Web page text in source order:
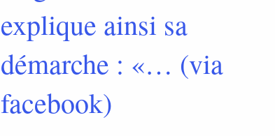
explique ainsi sa
démarche : «… (via
facebook)